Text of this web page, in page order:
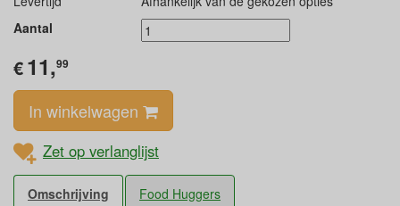
Aantal
€11,99
In winkelwagen
Zet op verlanglijst
Omschrijving Food Huggers